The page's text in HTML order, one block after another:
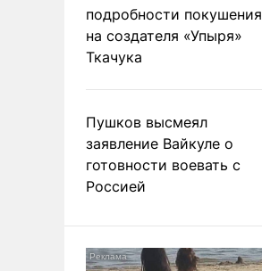
подробности покушения
на создателя «Упыря»
Ткачука
Пушков высмеял
заявление Вайкуле о
готовности воевать с
Россией